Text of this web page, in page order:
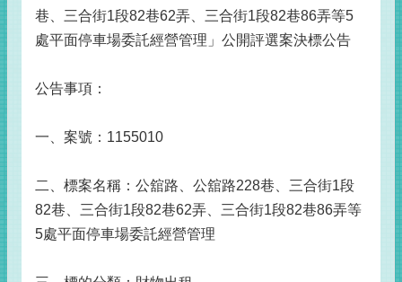
巷、三合街1段82巷62弄、三合街1段82巷86弄等5
處平面停車場委託經營管理」公開評選案決標公告
公告事項：
一、案號：1155010
二、標案名稱：公舘路、公舘路228巷、三合街1段
82巷、三合街1段82巷62弄、三合街1段82巷86弄等
5處平面停車場委託經營管理